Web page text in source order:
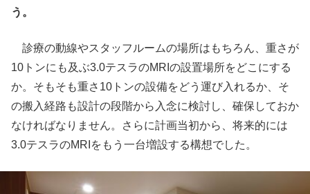
う。
診療の動線やスタッフルームの場所はもちろん、重さが
10トンにも及ぶ3.0テスラのMRIの設置場所をどこにする
か。そもそも重さ10トンの設備をどう運び入れるか、そ
の搬入経路も設計の段階から入念に検討し、確保しておか
なければなりません。さらに計画当初から、将来的には
3.0テスラのMRIをもう一台増設する構想でした。